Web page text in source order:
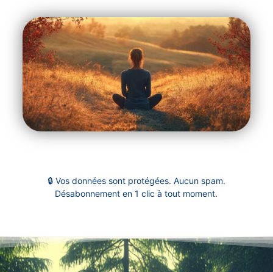
🔒 Vos données sont protégées. Aucun spam.
Désabonnement en 1 clic à tout moment.